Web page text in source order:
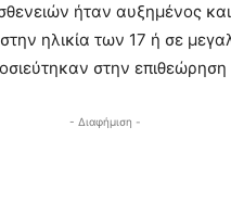
ήταν αυξημένος
ηλικία των 17 ή σε
στην
- Διαφήμιση -